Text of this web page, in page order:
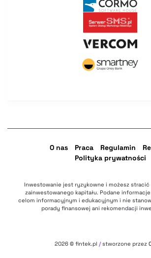
O nas Praca Regulamin
Polityka prywatności
Inwestowanie jest ryzykowne i możesz stracić
zainwestowanego kapitału. Podane informacje
celom informacyjnym i edukacyjnym i nie
porady finansowej ani rekomendacji
2026 © fintek.pl / stworzone przez